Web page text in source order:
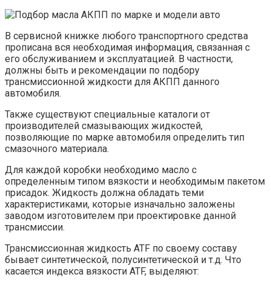
В сервисной книжке любого транспортного средства
прописана вся необходимая информация, связанная с
его обслуживанием и эксплуатацией. В частности,
должны быть и рекомендации по подбору
трансмиссионной жидкости для АКПП данного
автомобиля.
Также существуют специальные каталоги от
производителей смазывающих жидкостей,
позволяющие по марке автомобиля определить тип
смазочного материала.
Для каждой коробки необходимо масло с
определенным типом вязкости и необходимым пакетом
присадок. Жидкость должна обладать теми
характеристиками, которые изначально заложены
заводом изготовителем при проектировке данной
трансмиссии.
Трансмиссионная жидкость ATF по своему составу
бывает синтетической, полусинтетической и т.д. Что
касается индекса вязкости ATF, выделяют: